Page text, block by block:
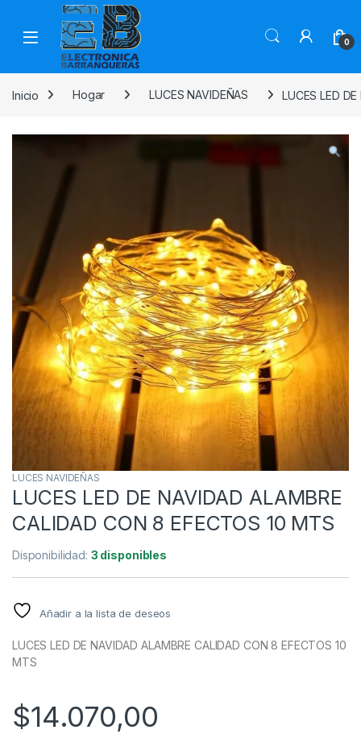
0
Inicio Hogar LUCES NAVIDEÑAS LUCES LED
LUCES NAVIDEÑAS
LUCES LED DE NAVIDAD ALAMBRE
CALIDAD CON 8 EFECTOS 10 MTS
Disponibilidad: 3 disponibles
Añadir a la lista de deseos
LUCES LED DE NAVIDAD ALAMBRE CALIDAD CON 8 EFECTOS 10
MTS
$14.070,00